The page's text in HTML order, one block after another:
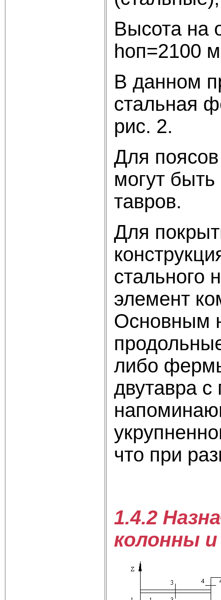
Высота на
hоп=2100
В данном
стальная
рис. 2.
Для
могут
тавров.
Для
стального
элемент
Основным
либо
двутавра
что при
1.4.2
колонны и